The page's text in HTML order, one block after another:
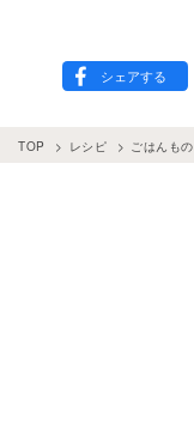
TOP レシピ ごはんもの